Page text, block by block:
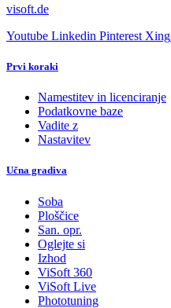
visoft.de
Youtube Linkedin Pinterest Xing
Prvi koraki
Namestitev in licenciranje
Podatkovne baze
Vadite z
Nastavitev
Učna gradiva
Soba
Ploščice
San. opr.
Oglejte si
Izhod
ViSoft 360
ViSoft Live
Phototuning